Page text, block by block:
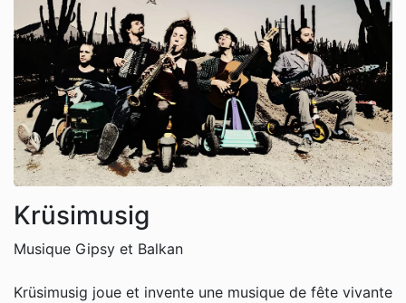
Krüsimusig
Musique Gipsy et Balkan
Krüsimusig joue et invente une musique de fête vivante